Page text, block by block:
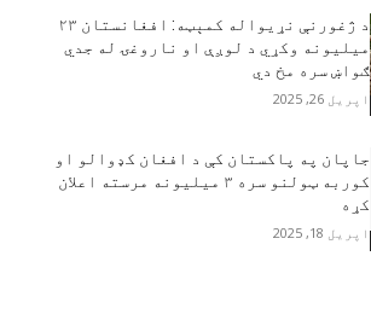
د ژغورنې نړيواله کمېټه: افغانستان ۲۳
ميليونه وکړي د لوږې او ناروغۍ له جدي
ګواښ سره مخ دي
اپریل 26, 2025
جاپان په پاکستان کې د افغان کډوالو او
کوربه ټولنو سره ۳ ميليونه مرسته اعلان
کړه
اپریل 18, 2025